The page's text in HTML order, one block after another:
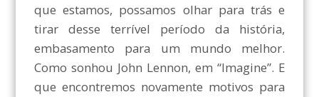
que estamos, possamos olhar para trás e
tirar desse terrível período da história,
embasamento para um mundo melhor.
Como sonhou John Lennon, em “Imagine”. E
que encontremos novamente motivos para